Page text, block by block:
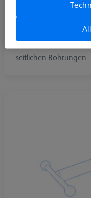
L-Taster für die
seitlichen Bohrungen